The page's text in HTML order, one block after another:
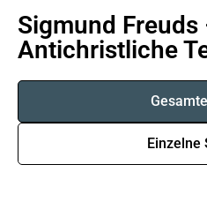
Sigmund Freuds
Antichristliche
Einzelne